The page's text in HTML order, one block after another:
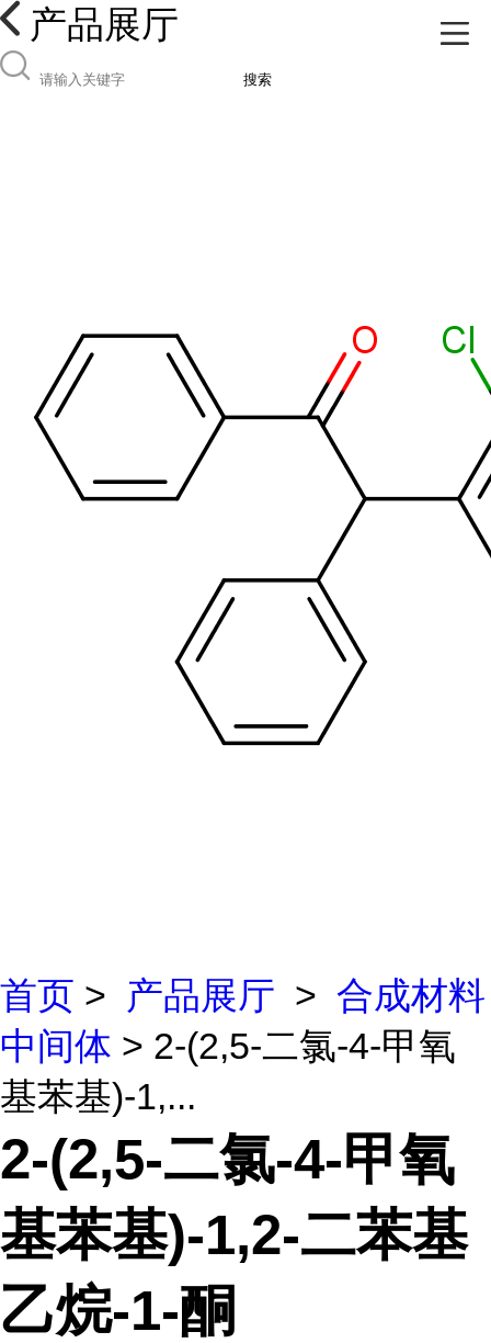
产品展厅
搜索
首页 > 产品展厅 > 合成材料
中间体 > 2-(2,5-二氯-4-甲氧
基苯基)-1,...
2-(2,5-二氯-4-甲氧
基苯基)-1,2-二苯基
乙烷-1-酮